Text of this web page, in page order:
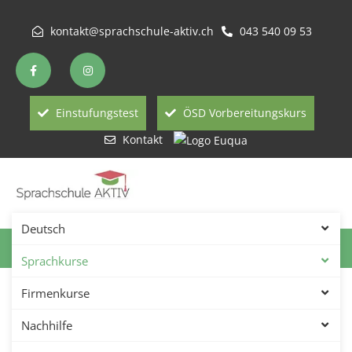
kontakt@sprachschule-aktiv.ch 043 540 09 53
Einstufungstest
ÖSD Vorbereitungskurs
Kontakt
Deutsch
Sprachkurse
Firmenkurse
Nachhilfe
Englisch Privatunterricht in
Zürich – Privatlehrer für